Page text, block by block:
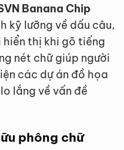
Banana Chip
kỹ lưỡng về dấu câu,
thị khi gõ tiếng
nét chữ giúp người
các dự án đồ họa
lắng về vấn đề
phông chữ